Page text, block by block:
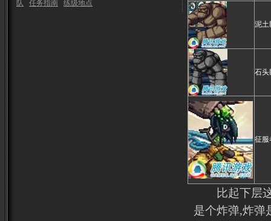
队
任务指南 练级地点
泥土
石头
征服
比起下层这
是个炸弹,炸弹